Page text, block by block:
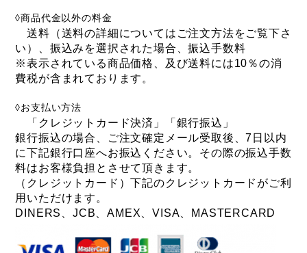
tern SURGE
tern SURGE PRO
tern SURGE UNO
◊商品代金以外の料金
送料（送料の詳細についてはご注文方法をご覧下さ
い）、振込みを選択された場合、振込手数料
※表示されている商品価格、及び送料には10％の消
費税が含まれております。
◊お支払い方法
「クレジットカード決済」「銀行振込」
銀行振込の場合、ご注文確定メール受取後、7日以内
に下記銀行口座へお振込ください。その際の振込手数
料はお客様負担とさせて頂きます。
（クレジットカード）下記のクレジットカードがご利
用いただけます。
DINERS、JCB、AMEX、VISA、MASTERCARD